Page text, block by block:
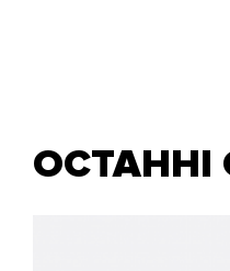
ОСТАННІ